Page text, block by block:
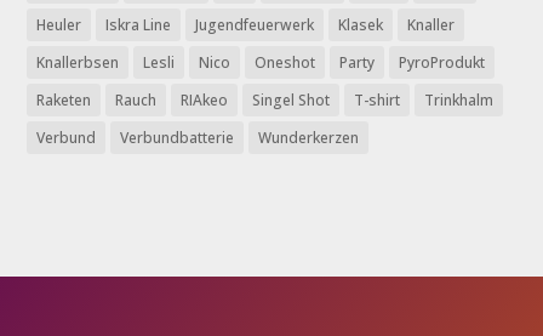
Heuler
Iskra Line Jugendfeuerwerk Klasek
Knaller
Knallerbsen
Lesli Nico Oneshot Party
PyroProdukt
Raketen
Rauch RIAkeo Singel Shot T-shirt
Trinkhalm
Verbund
Verbundbatterie Wunderkerzen